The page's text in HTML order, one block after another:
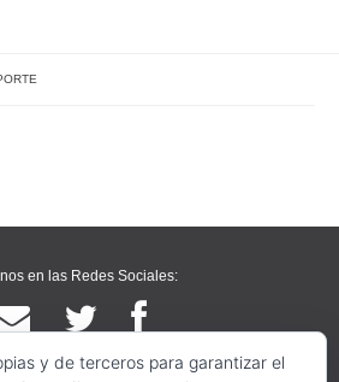
en las Redes Sociales:
y de terceros para garantizar el